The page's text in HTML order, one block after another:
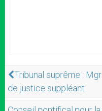
Tribunal suprême :
de justice suppléant